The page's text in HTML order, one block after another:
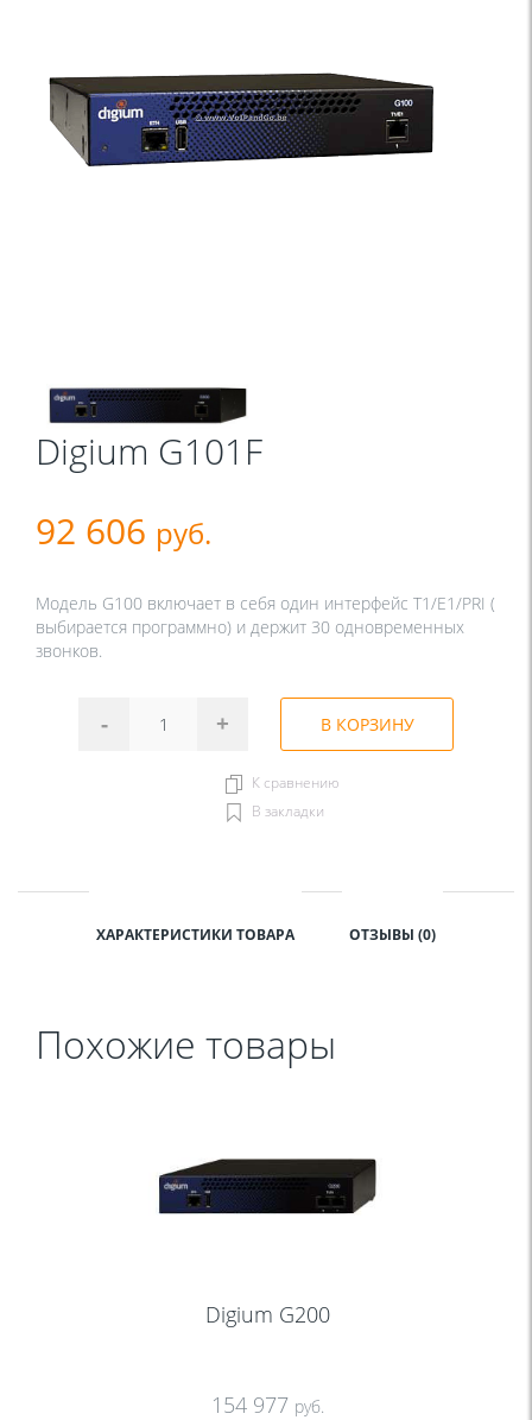
Digium G101F
92 606 руб.
Модель G100 включает в себя один интерфейс T1/E1/PRI (
выбирается программно) и держит 30 одновременных
звонков.
- + В КОРЗИНУ
К сравнению
В закладки
ХАРАКТЕРИСТИКИ ТОВАРА ОТЗЫВЫ (0)
Похожие товары
Digium G200
154 977 руб.